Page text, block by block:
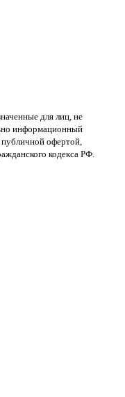
для лиц, не
информационный
публичной офертой,
кодекса РФ.